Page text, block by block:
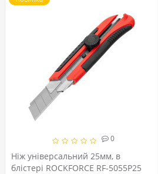
0
Ніж універсальний 25мм, в
блістері ROCKFORCE RF-5055P25